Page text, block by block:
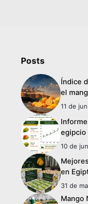
Posts
Índice
el
11 de
egipcio
10 de
en
31 de
Mango